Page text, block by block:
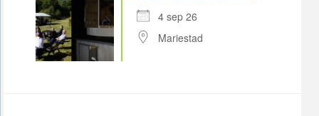
4 sep 26
Mariestad